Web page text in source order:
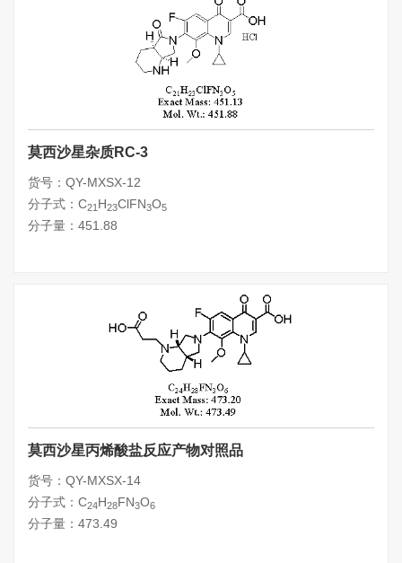
莫西沙星杂质RC-3
货号：QY-MXSX-12
分子式：C21 H23ClFN3O5
分子量：451.88
莫西沙星丙烯酸盐反应产物对照品
货号：QY-MXSX-14
分子式：C24H28FN3O6
分子量：473.49